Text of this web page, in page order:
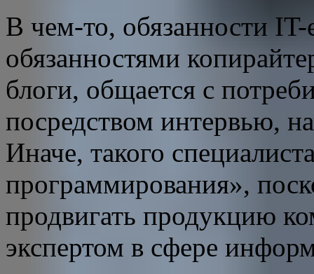
В чем-то, обязанности IT-
обязанностями
блоги, общается с
посредством интервью,
Иначе, такого
программирования»,
продвигать продукцию
экспертом в сфере